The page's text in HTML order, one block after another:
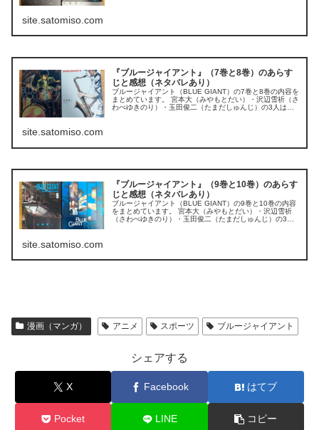
site.satomiso.com
『ブルージャイアント』（7巻と8巻）のあらす
じと感想（ネタバレあり）
ブルージャイアント（BLUE GIANT）の7巻と8巻の内容を
まとめています。 宮本大（みやもとだい）・沢辺雪祈（さ
わべゆきのり）・玉田俊二（たまだしゅんじ）の3人は
site.satomiso.com
『ブルージャイアント』（9巻と10巻）のあらす
じと感想（ネタバレあり）
ブルージャイアント（BLUE GIANT）の9巻と10巻の内容
をまとめています。 宮本大（みやもとだい）・沢辺雪祈
（さわべゆきのり）・玉田俊二（たまだしゅんじ）の3人
site.satomiso.com
漫画（マンガ） アニメ スポーツ ブルージャイアント
シェアする
X Facebook はてブ
Pocket LINE コピー